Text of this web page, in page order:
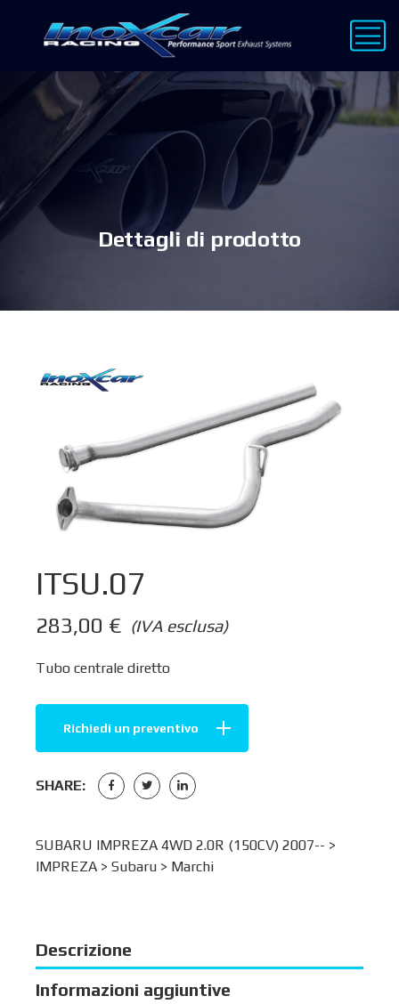
Dettagli di prodotto
ITSU.07
(IVA esclusa)
283,00 €
Tubo centrale diretto
Richiedi un preventivo
SHARE:
SUBARU IMPREZA 4WD 2.0R (150CV) 2007-- >
IMPREZA > Subaru > Marchi
Descrizione
Informazioni aggiuntive